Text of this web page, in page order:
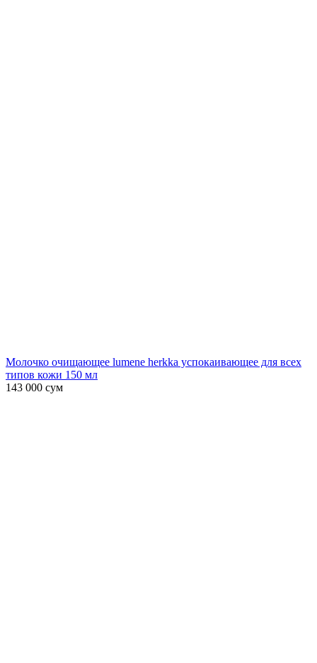
Молочко очищающее lumene herkka успокаивающее для всех
типов кожи 150 мл
143 000 сум